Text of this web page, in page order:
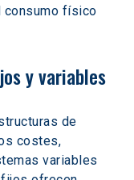
consumo físico
y variables
de
costes,
variables